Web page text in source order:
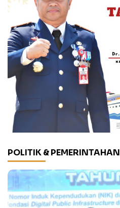
POLITIK & PEMERINTAHAN